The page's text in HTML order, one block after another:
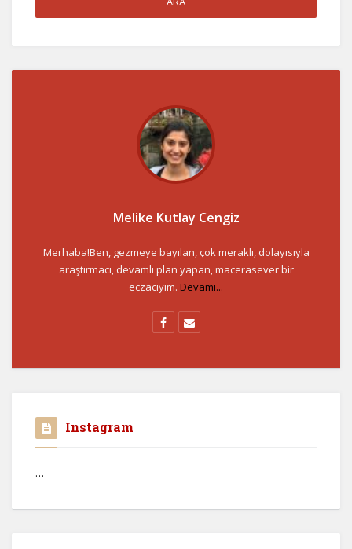
Melike Kutlay Cengiz
Merhaba!Ben, gezmeye bayılan, çok meraklı, dolayısıyla
araştırmacı, devamlı plan yapan, macerasever bir
eczacıyım. Devamı...
Instagram
…